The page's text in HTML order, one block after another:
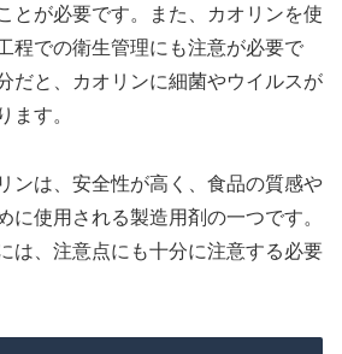
とが必要です。また、カオリンを使
程での衛生管理にも注意が必要で
だと、カオリンに細菌やウイルスが
ます。
ンは、安全性が高く、食品の質感や
に使用される製造用剤の一つです。
は、注意点にも十分に注意する必要